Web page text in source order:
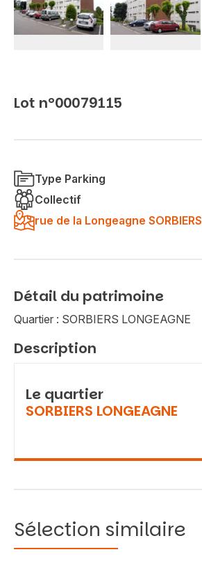
Lot n°00079115
Type Parking
Collectif
rue de la Longeagne SORBIERS
Détail du patrimoine
Quartier : SORBIERS LONGEAGNE
Description
Le quartier
SORBIERS LONGEAGNE
Sélection similaire